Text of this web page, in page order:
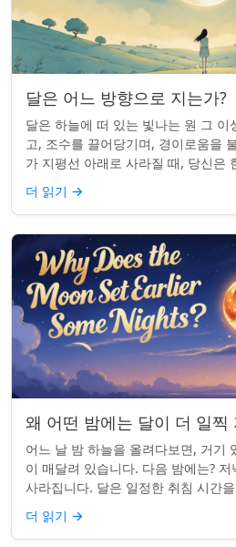
달은 어느 방향으로 지는가?
달은 하늘에 떠 있는 빛나는 원 그 이
고, 조수를 끌어당기며, 경이로움을
가 지평선 아래로 사라질 때, 당신은
이 있나요: 그곳은 어디일까? ...
더 읽기 →
왜 어떤 밤에는 달이 더 일찍
어느 날 밤 하늘을 올려다보면, 거기
이 매달려 있습니다. 다음 밤에는?
사라집니다. 달은 일정한 취침 시간
좋은 이유가 있습니다. ...
더 읽기 →